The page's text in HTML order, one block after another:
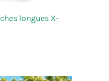
longues X-